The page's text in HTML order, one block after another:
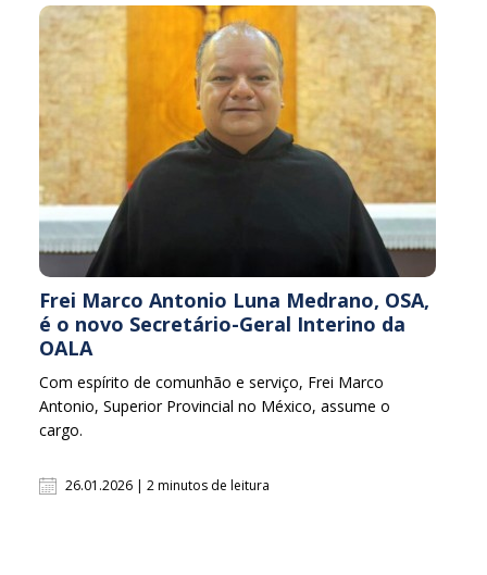
Frei Marco Antonio Luna Medrano, OSA,
é o novo Secretário-Geral Interino da
OALA
Com espírito de comunhão e serviço, Frei Marco
Antonio, Superior Provincial no México, assume o
cargo.
26.01.2026 | 2 minutos de leitura